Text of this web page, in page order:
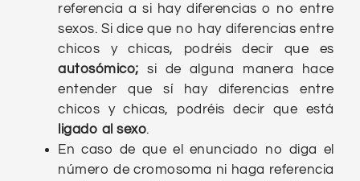
referencia a si hay diferencias o no entre
sexos. Si dice que no hay diferencias entre
chicos y chicas, podréis decir que es
autosómico;si de alguna manera hace
entender que sí hay diferencias entre
chicos y chicas, podréis decir que está
ligado al sexo.
En caso de que el enunciado no diga el
número de cromosoma ni haga referencia